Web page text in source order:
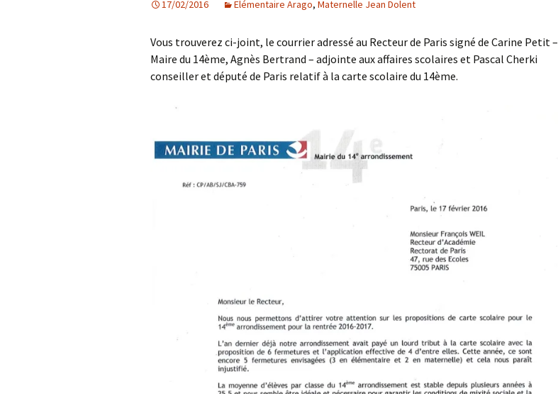
L’équipe AIP Élémentaire
Arago
Sécurisation des rues du
quartier
l’Observatoire
la place de l’Ile-de-Sein
Débats et réflexions
Nous rejoindre
Ligne éditoriale
Mentions légales
17/02/2016 Elémentaire Arago, Maternelle Jean Dolent
Vous trouverez ci-joint, le courrier adressé au Recteur de Paris signé de Carine Petit –
Maire du 14ème, Agnès Bertrand – adjointe aux affaires scolaires et Pascal Cherki
conseiller et député de Paris relatif à la carte scolaire du 14ème.